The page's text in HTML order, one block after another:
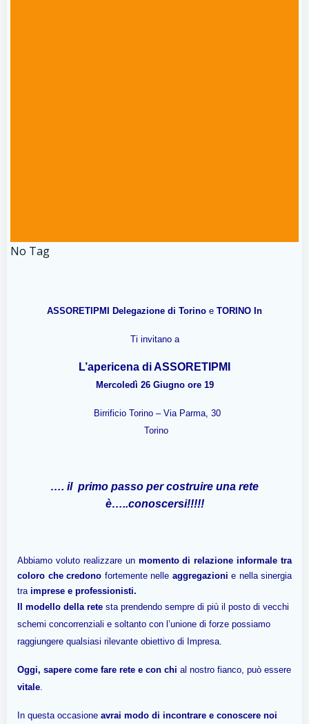
No Tag
ASSORETIPMI Delegazione di Torino e TORINO In
Ti invitano a
L’apericena di ASSORETIPMI
Mercoledì 26 Giugno ore 19
Birrificio Torino – Via Parma, 30
Torino
…. il primo passo per costruire una rete
è…..conoscersi!!!!!
Abbiamo voluto realizzare un momento di relazione informale tra
coloro che credono fortemente nelle aggregazioni e nella sinergia
tra imprese e professionisti.
Il modello della rete sta prendendo sempre di più il posto di vecchi
schemi concorrenziali e soltanto con l’unione di forze possiamo
raggiungere qualsiasi rilevante obiettivo di Impresa.
Oggi, sapere come fare rete e con chi al nostro fianco, può essere
vitale.
In questa occasione avrai modo di incontrare e conoscere noi